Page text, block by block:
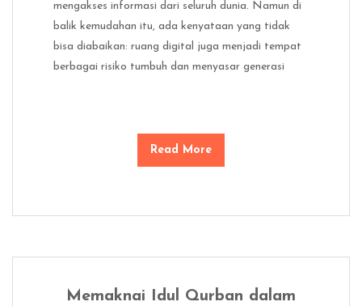
mengakses informasi dari seluruh dunia. Namun di
balik kemudahan itu, ada kenyataan yang tidak
bisa diabaikan: ruang digital juga menjadi tempat
berbagai risiko tumbuh dan menyasar generasi
Read More
Memaknai Idul Qurban dalam